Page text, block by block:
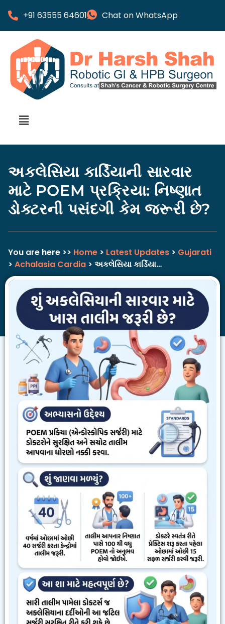
+91 63555 64601 Chat on WhatsApp
અકલેસિયા કાર્ડિયાની સારવાર
માટે POEM પ્રક્રિયા: નિષ્ણાત
ડોક્ટરની પસંદગી કેમ જરૂરી છે?
You are here >> Home > Latest Updates > Gujarati
> Achalasia Cardia > અકલેસિયા કાર્ડિયા…